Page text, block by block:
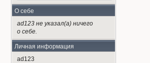
О себе
ad123 не указал(а) ничего
о себе.
Личная информация
ad123